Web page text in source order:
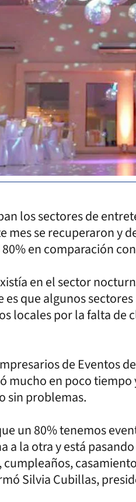
los sectores de
mes se recuperaron y
en comparación
en el sector
que algunos
locales por la falta de
de Eventos
en poco tiempo
sin problemas.
un 80% tenemos
a la otra y está
Silvia Cubillas,